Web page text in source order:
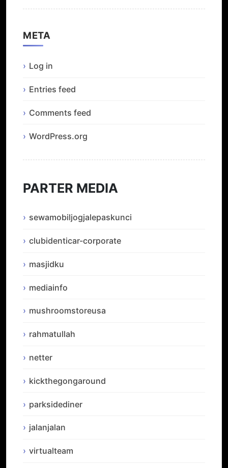
META
Log in
Entries feed
Comments feed
WordPress.org
PARTER MEDIA
sewamobiljogjalepaskunci
clubidenticar-corporate
masjidku
mediainfo
mushroomstoreusa
rahmatullah
netter
kickthegongaround
parksidediner
jalanjalan
virtualteam